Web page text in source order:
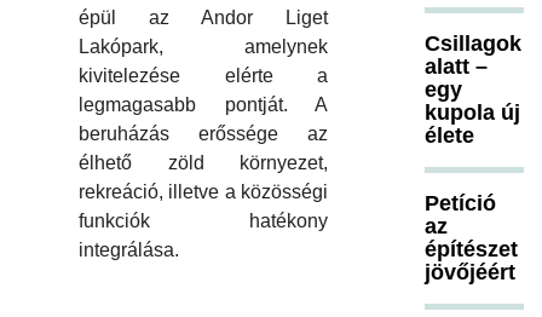
épül az Andor Liget
Lakópark, amelynek
kivitelezése elérte a
legmagasabb pontját. A
beruházás erőssége az
élhető zöld környezet,
rekreáció, illetve a közösségi
funkciók hatékony
integrálása.
Csillagok
alatt –
egy
kupola új
élete
Petíció
az
építészet
jövőjéért